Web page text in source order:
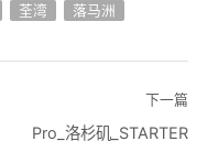
荃湾
落马洲
下一篇
Pro_洛杉矶_STARTER